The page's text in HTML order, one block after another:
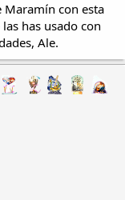
Maramín con esta
has usado con
Ale.